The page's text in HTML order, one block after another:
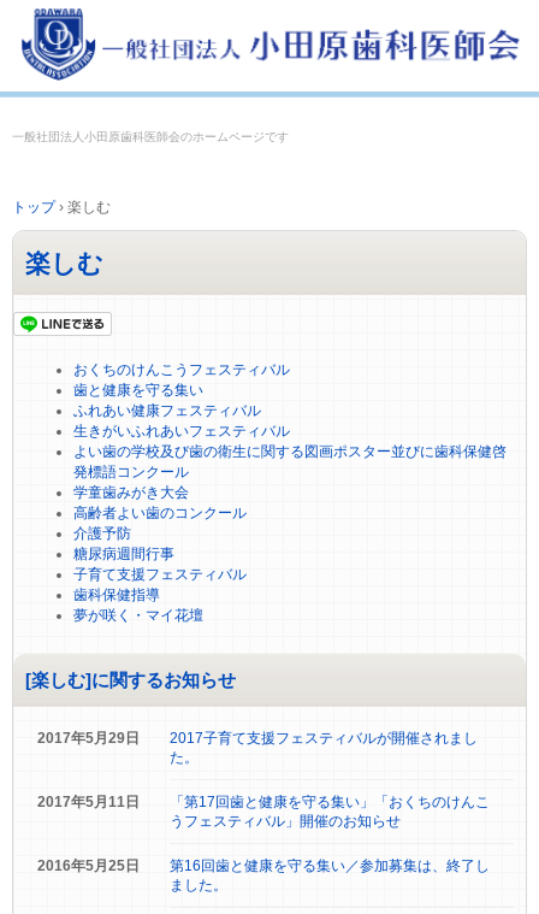
一般社団法人小田原歯科医師会のホームページです
トップ› 楽しむ
楽しむ
おくちのけんこうフェスティバル
歯と健康を守る集い
ふれあい健康フェスティバル
生きがいふれあいフェスティバル
よい歯の学校及び歯の衛生に関する図画ポスター並びに歯科保健啓
発標語コンクール
学童歯みがき大会
高齢者よい歯のコンクール
介護予防
糖尿病週間行事
子育て支援フェスティバル
歯科保健指導
夢が咲く・マイ花壇
[楽しむ]に関するお知らせ
2017年5月29日
2017子育て支援フェスティバルが開催されまし
た。
2017年5月11日
「第17回歯と健康を守る集い」「おくちのけんこ
うフェスティバル」開催のお知らせ
2016年5月25日
第16回歯と健康を守る集い／参加募集は、終了し
ました。